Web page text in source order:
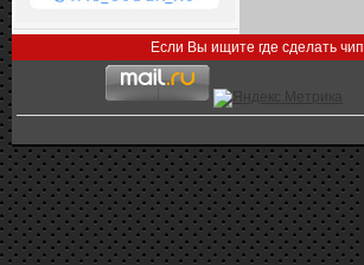
Если Вы ищите где сделать